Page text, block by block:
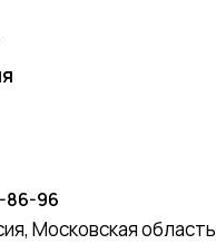
86-96
Московская область